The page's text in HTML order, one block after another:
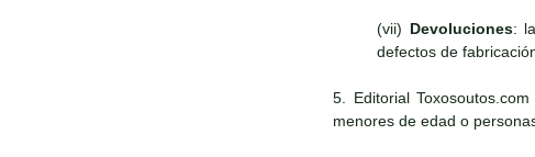
(vii) Devoluciones:
defectos de
5. Editorial
menores de edad o